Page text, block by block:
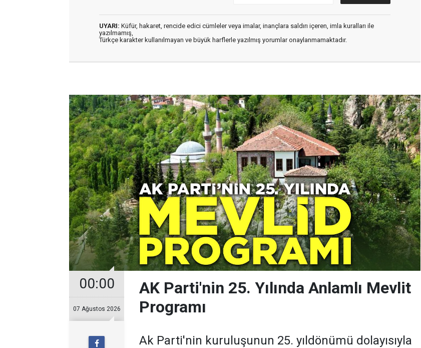
UYARI: Küfür, hakaret, rencide edici cümleler veya imalar, inançlara saldırı içeren, imla kuralları ile
yazılmamış,
Türkçe karakter kullanılmayan ve büyük harflerle yazılmış yorumlar onaylanmamaktadır.
00:00
07 Ağustos 2026
AK Parti'nin 25. Yılında Anlamlı Mevlit
Programı
Ak Parti'nin kuruluşunun 25. yıldönümü dolayısıyla